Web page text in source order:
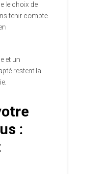
le choix de
tenir compte
et un
restent la
: